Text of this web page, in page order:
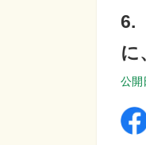
6.
に
公開